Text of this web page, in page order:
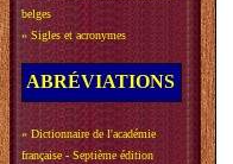
belges
» Sigles et acronymes
ABRÉVIATIONS
» Dictionnaire de l'académie
française - Septième édition